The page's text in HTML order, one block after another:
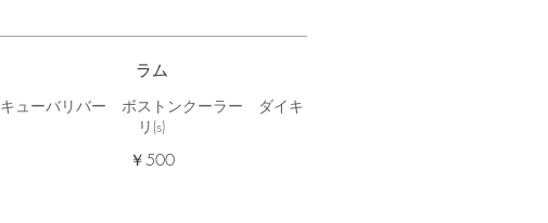
ラム
キューバリバー ボストンクーラー ダイキ
リ(s)
￥500